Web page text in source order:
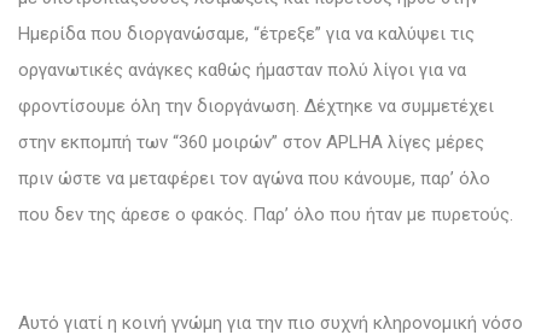
Ημερίδα που διοργανώσαμε, “έτρεξε” για να καλύψει τις
οργανωτικές ανάγκες καθώς ήμασταν πολύ λίγοι για να
φροντίσουμε όλη την διοργάνωση. Δέχτηκε να συμμετέχει
στην εκπομπή των “360 μοιρών” στον APLHA λίγες μέρες
πριν ώστε να μεταφέρει τον αγώνα που κάνουμε, παρ’ όλο
που δεν της άρεσε ο φακός. Παρ’ όλο που ήταν με πυρετούς.
Αυτό γιατί η κοινή γνώμη για την πιο συχνή κληρονομική νόσο